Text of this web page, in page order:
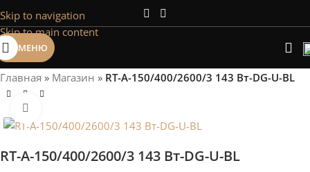
Skip to navigation
Skip to main content
Сэкономим Ваше время на подбор
Рассчитаем мощность | Предложим от 3х вариантов | В
наличии и под заказ
Скидки от 5%
МЕНЮ
Главная » Магазин » RT-A-150/400/2600/3 143 Вт-DG-U-BL
RT-A-150/400/2600/3 143 Вт-DG-U-BL